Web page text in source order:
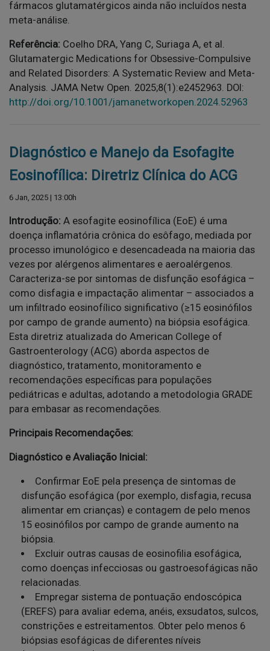
fármacos glutamatérgicos ainda não incluídos nesta
meta-análise.
Referência: Coelho DRA, Yang C, Suriaga A, et al.
Glutamatergic Medications for Obsessive-Compulsive
and Related Disorders: A Systematic Review and Meta-
Analysis. JAMA Netw Open. 2025;8(1):e2452963. DOI:
http://doi.org/10.1001/jamanetworkopen.2024.52963
Diagnóstico e Manejo da Esofagite
Eosinofílica: Diretriz Clínica do ACG
6 Jan, 2025 | 13:00h
Introdução: A esofagite eosinofílica (EoE) é uma
doença inflamatória crônica do esôfago, mediada por
processo imunológico e desencadeada na maioria das
vezes por alérgenos alimentares e aeroalérgenos.
Caracteriza-se por sintomas de disfunção esofágica –
como disfagia e impactação alimentar – associados a
um infiltrado eosinofílico significativo (≥15 eosinófilos
por campo de grande aumento) na biópsia esofágica.
Esta diretriz atualizada do American College of
Gastroenterology (ACG) aborda aspectos de
diagnóstico, tratamento, monitoramento e
recomendações específicas para populações
pediátricas e adultas, adotando a metodologia GRADE
para embasar as recomendações.
Principais Recomendações:
Diagnóstico e Avaliação Inicial:
Confirmar EoE pela presença de sintomas de
disfunção esofágica (por exemplo, disfagia, recusa
alimentar em crianças) e contagem de pelo menos
15 eosinófilos por campo de grande aumento na
biópsia.
Excluir outras causas de eosinofilia esofágica,
como doenças infecciosas ou gastroesofágicas não
relacionadas.
Empregar sistema de pontuação endoscópica
(EREFS) para avaliar edema, anéis, exsudatos, sulcos,
constrições e estreitamentos. Obter pelo menos 6
biópsias esofágicas de diferentes níveis